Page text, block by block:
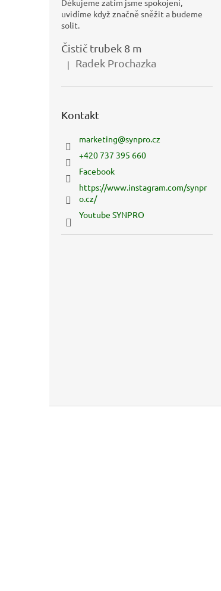
Děkujeme zatím jsme spokojeni,
uvidíme když značně sněžit a budeme
solit.
Čistič trubek 8 m
Hodnocení produktu je 5 z 5 hvězdiček.
| Radek Prochazka
Kontakt
marketing@synpro.cz
+420 737 395 660
Facebook
https://www.instagram.com/synpr
o.cz/
Youtube SYNPRO